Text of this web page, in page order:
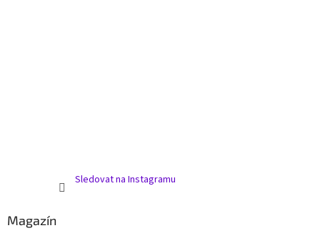
Sledovat na Instagramu
Magazín